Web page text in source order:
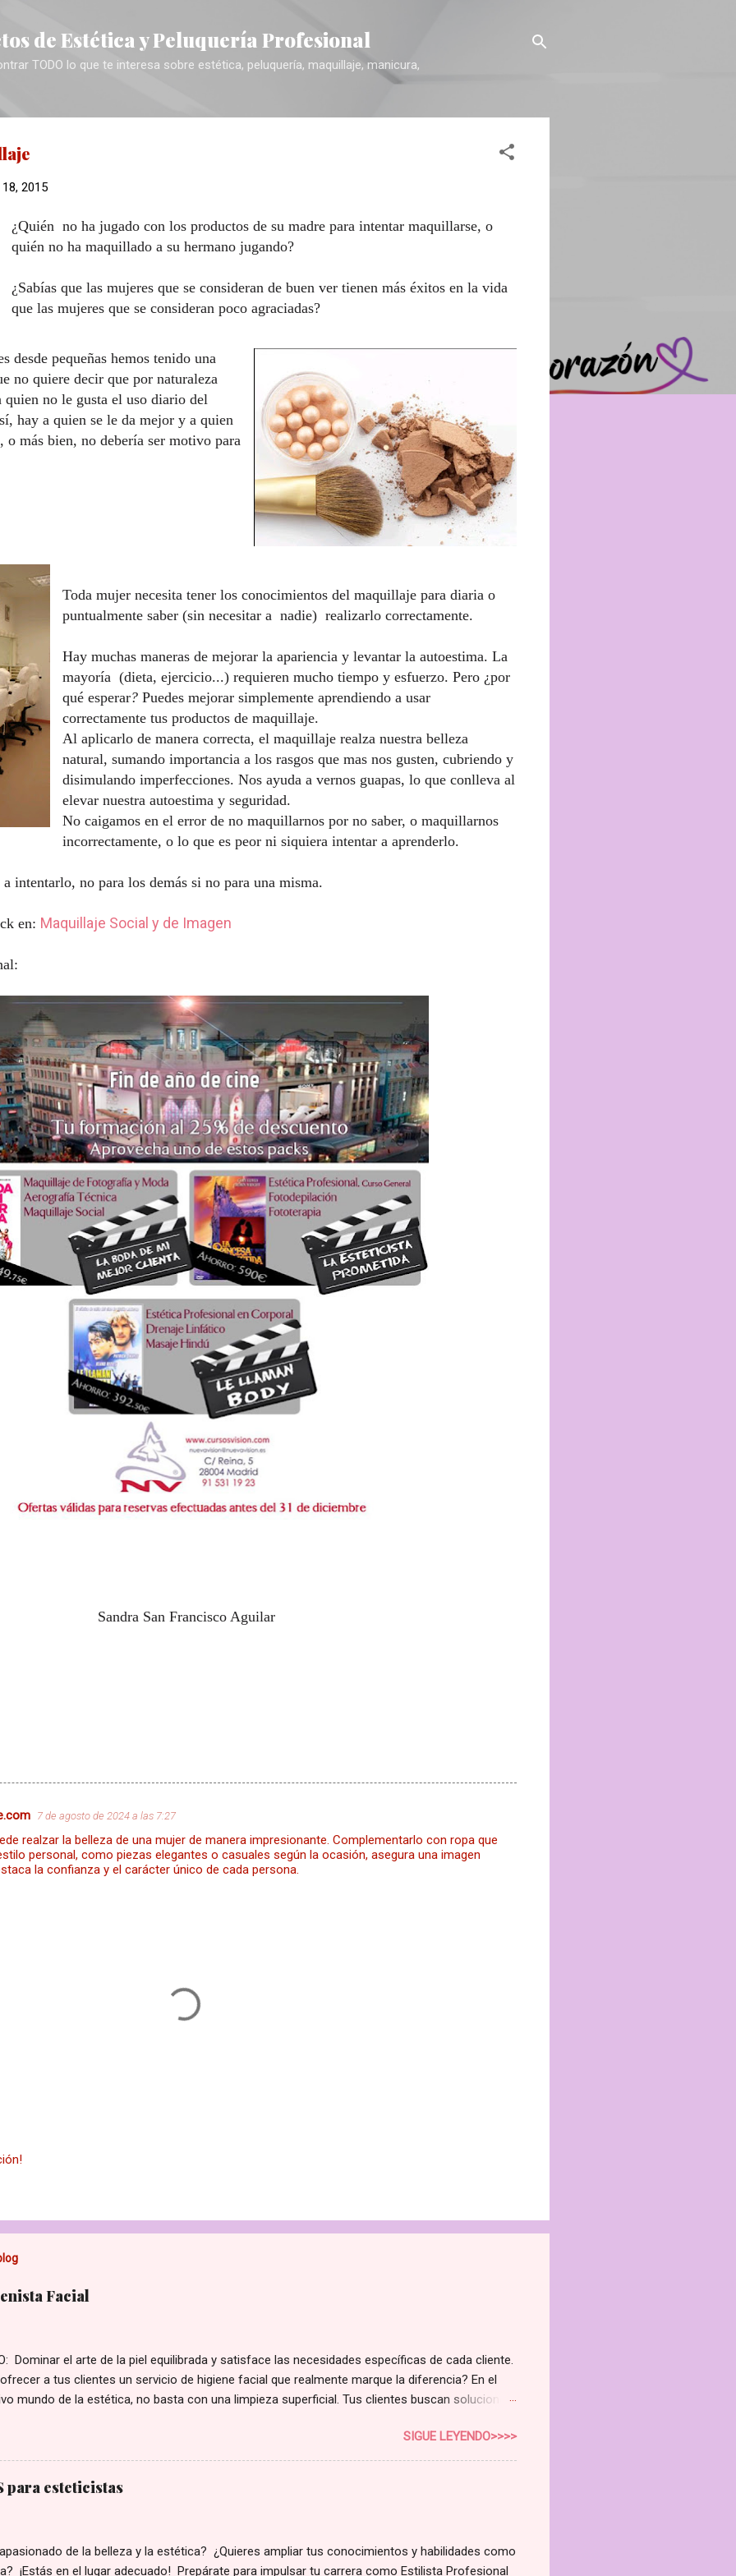
de Estética y Peluquería Profesional
TODO lo que te interesa sobre estética, peluquería, maquillaje, manicura,
2015
¿Quién no ha jugado con los productos de su madre para intentar maquillarse, o
quién no ha maquillado a su hermano jugando?
¿Sabías que las mujeres que se consideran de buen ver tienen más éxitos en la vida
que las mujeres que se consideran poco agraciadas?
desde pequeñas hemos tenido una
no quiere decir que por naturaleza
quien no le gusta el uso diario del
hay a quien se le da mejor y a quien
o más bien, no debería ser motivo para
Toda mujer necesita tener los conocimientos del maquillaje para diaria o
puntualmente saber (sin necesitar a nadie) realizarlo correctamente.
Hay muchas maneras de mejorar la apariencia y levantar la autoestima. La
mayoría (dieta, ejercicio...) requieren mucho tiempo y esfuerzo. Pero ¿por
qué esperar? Puedes mejorar simplemente aprendiendo a usar
correctamente tus productos de maquillaje.
Al aplicarlo de manera correcta, el maquillaje realza nuestra belleza
natural, sumando importancia a los rasgos que mas nos gusten, cubriendo y
disimulando imperfecciones. Nos ayuda a vernos guapas, lo que conlleva al
elevar nuestra autoestima y seguridad.
No caigamos en el error de no maquillarnos por no saber, o maquillarnos
incorrectamente, o lo que es peor ni siquiera intentar a aprenderlo.
intentarlo, no para los demás si no para una misma.
en: Maquillaje Social y de Imagen
Francisco Aguilar
7 de agosto de 2024 a las 7:27
realzar la belleza de una mujer de manera impresionante. Complementarlo con ropa que
personal, como piezas elegantes o casuales según la ocasión, asegura una imagen
la confianza y el carácter único de cada persona.
Facial
Dominar el arte de la piel equilibrada y satisface las necesidades específicas de cada cliente.
a tus clientes un servicio de higiene facial que realmente marque la diferencia? En el
mundo de la estética, no basta con una limpieza superficial. Tus clientes buscan soluciones
, te convertirás en la experta que tus clientes necesitan, aumentando la rentabilidad de tu
la fidelización de tu clientela. ¿Qué aprenderás en este curso? Este no es solo un curso; es
completa para perfeccionar tus protocolos y elevar tu cabina a un nuevo nivel. Cubriremos todo
para ofrecer tratamientos de higiene premium: Diagnóstico Avanzado Aprende a
y tratar alteraciones comunes de la piel: Alteraciones de las glándulas sebáceas Alteraciones
SIGUE LEYENDO>>>>
para esteticistas
de la belleza y la estética? ¿Quieres ampliar tus conocimientos y habilidades como
¡Estás en el lugar adecuado! Prepárate para impulsar tu carrera como Estilista Profesional